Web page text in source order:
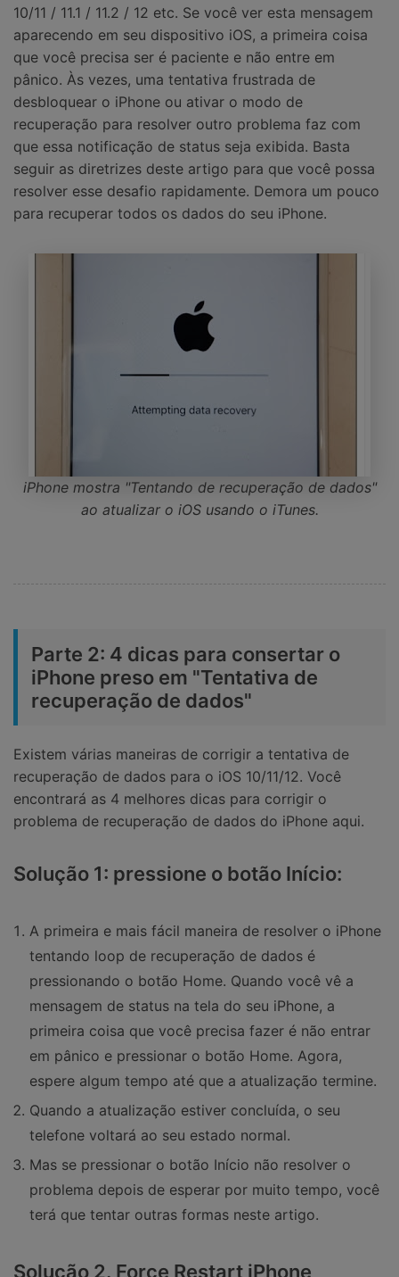
10/11 / 11.1 / 11.2 / 12 etc. Se você ver esta mensagem
aparecendo em seu dispositivo iOS, a primeira coisa
que você precisa ser é paciente e não entre em
pânico. Às vezes, uma tentativa frustrada de
desbloquear o iPhone ou ativar o modo de
recuperação para resolver outro problema faz com
que essa notificação de status seja exibida. Basta
seguir as diretrizes deste artigo para que você possa
resolver esse desafio rapidamente. Demora um pouco
para recuperar todos os dados do seu iPhone.
iPhone mostra "Tentando de recuperação de dados"
ao atualizar o iOS usando o iTunes.
Parte 2: 4 dicas para consertar o
iPhone preso em "Tentativa de
recuperação de dados"
Existem várias maneiras de corrigir a tentativa de
recuperação de dados para o iOS 10/11/12. Você
encontrará as 4 melhores dicas para corrigir o
problema de recuperação de dados do iPhone aqui.
Solução 1: pressione o botão Início:
A primeira e mais fácil maneira de resolver o iPhone
tentando loop de recuperação de dados é
pressionando o botão Home. Quando você vê a
mensagem de status na tela do seu iPhone, a
primeira coisa que você precisa fazer é não entrar
em pânico e pressionar o botão Home. Agora,
espere algum tempo até que a atualização termine.
Quando a atualização estiver concluída, o seu
telefone voltará ao seu estado normal.
Mas se pressionar o botão Início não resolver o
problema depois de esperar por muito tempo, você
terá que tentar outras formas neste artigo.
Solução 2. Force Restart iPhone